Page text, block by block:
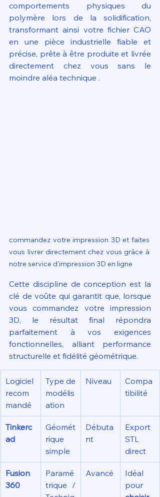
comportements physiques du
polymère lors de la solidification,
transformant ainsi votre fichier CAO
en une pièce industrielle fiable et
précise, prête à être produite et livrée
directement chez vous sans le
moindre aléa technique .
commandez votre impression 3D et faites
vous livrer directement chez vous grâce à
notre service d'impression 3D en ligne
Cette discipline de conception est la
clé de voûte qui garantit que, lorsque
vous commandez votre impression
3D, le résultat final répondra
parfaitement à vos exigences
fonctionnelles, alliant performance
structurelle et fidélité géométrique.
Logiciel
recom
mandé
Type de
modélis
ation
Niveau
Compa
tibilité
Tinkerc
ad
Géomét
rique
simple
Débuta
nt
Export
STL
direct
Fusion
360
Paramé
trique /
Avancé
Idéal